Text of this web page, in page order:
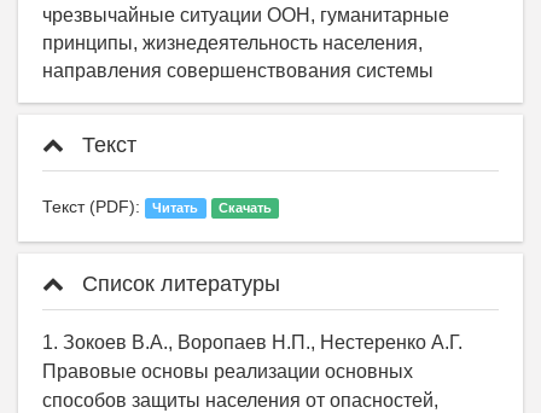
чрезвычайные ситуации ООН, гуманитарные
принципы, жизнедеятельность населения,
направления совершенствования системы
Текст
Текст (PDF): Читать Скачать
Список литературы
1. Зокоев В.А., Воропаев Н.П., Нестеренко А.Г.
Правовые основы реализации основных
способов защиты населения от опасностей,